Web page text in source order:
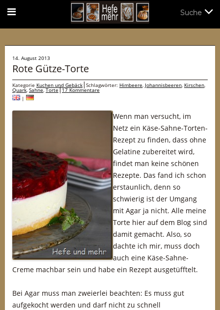
14. August 2013
Rote Gütze-Torte
Kategorie Kuchen und Gebäck Schlagwörter: Himbeere, Johannisbeeren, Kirschen,
Quark, Sahne,Torte 17 Kommentare
|
Wenn man versucht, im
Netz ein Käse-Sahne-Torten-
Rezept zu finden, dass ohne
Gelatine zubereitet wird,
findet man keine schönen
Rezepte. Das fand ich schon
erstaunlich, denn so
schwierig ist der Umgang
mit Agar ja nicht. Alle meine
Torte hier auf dem Blog sind
damit gemacht. Also, so
dachte ich mir, muss doch
auch eine Käse-Sahne-
Creme machbar sein und habe ein Rezept ausgetüfftelt.
Bei Agar muss man zweierlei beachten: Es muss gut
aufgekocht werden und darf nicht zu schnell
Suche
Suche